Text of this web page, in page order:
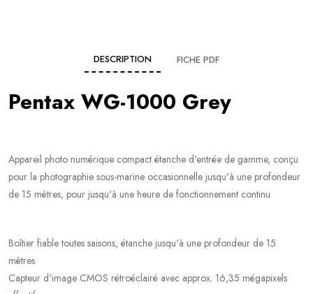
DESCRIPTION FICHE PDF
Pentax WG-1000 Grey
Appareil photo numérique compact étanche d'entrée de gamme, conçu
pour la photographie sous-marine occasionnelle jusqu'à une profondeur
de 15 mètres, pour jusqu'à une heure de fonctionnement continu
Boîtier fiable toutes saisons, étanche jusqu'à une profondeur de 15
mètres
Capteur d'image CMOS rétroéclairé avec approx. 16,35 mégapixels